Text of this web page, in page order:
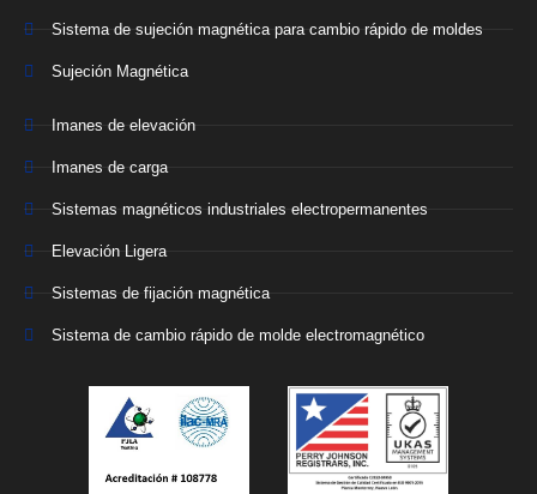
Sistema de sujeción magnética para cambio rápido de moldes
Sujeción Magnética
Imanes de elevación
Imanes de carga
Sistemas magnéticos industriales electropermanentes
Elevación Ligera
Sistemas de fijación magnética
Sistema de cambio rápido de molde electromagnético